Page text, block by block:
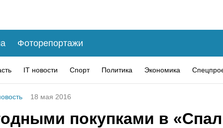
Фоторепортажи
IT новости Спорт Политика Экономика
18 мая 2016
покупками в «Спал